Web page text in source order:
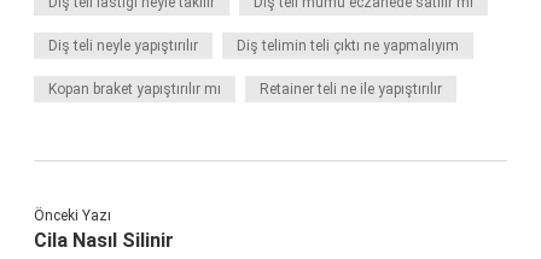
Diş teli neyle yapıştırılır Diş telimin teli çıktı ne yapmalıyım
Kopan braket yapıştırılır mı Retainer teli ne ile yapıştırılır
Önceki Yazı
Cila Nasıl Silinir